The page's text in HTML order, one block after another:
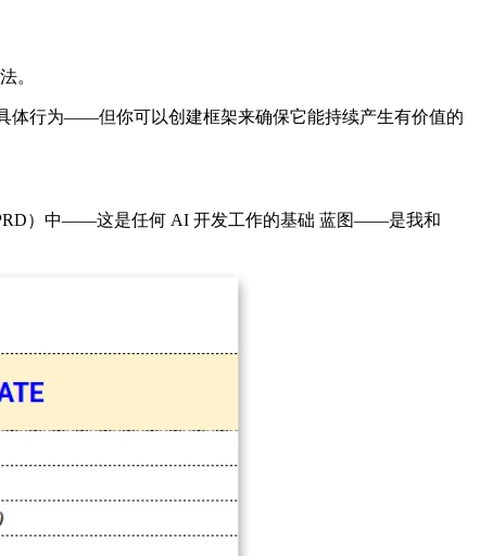
。
体行为——但你可以创建框架来确保它能持续产生有价值的
）中——这是任何 AI 开发工作的基础 蓝图——是我和